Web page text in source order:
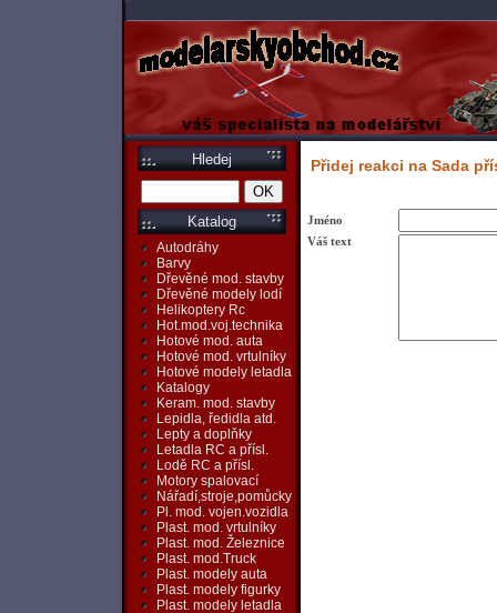
Hledej
Katalog
Autodráhy
Barvy
Dřevěné mod. stavby
Dřevěné modely lodí
Helikoptery Rc
Hot.mod.voj.technika
Hotové mod. auta
Hotové mod. vrtulníky
Hotové modely letadla
Katalogy
Keram. mod. stavby
Lepidla, ředidla atd.
Lepty a doplňky
Letadla RC a přísl.
Lodě RC a přísl.
Motory spalovací
Nářadí,stroje,pomůcky
Pl. mod. vojen.vozidla
Plast. mod. vrtulníky
Plast. mod. Železnice
Plast. mod.Truck
Plast. modely auta
Plast. modely figurky
Plast. modely letadla
Přidej reakci na Sada
Jméno
Váš text